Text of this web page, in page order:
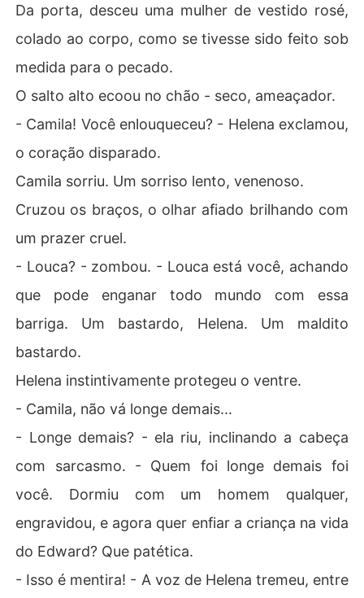
Da porta, desceu uma mulher de vestido rosé,
colado ao corpo, como se tivesse sido feito sob
medida para o pecado.
O salto alto ecoou no chão - seco, ameaçador.
- Camila! Você enlouqueceu? - Helena exclamou,
o coração disparado.
Camila sorriu. Um sorriso lento, venenoso.
Cruzou os braços, o olhar afiado brilhando com
um prazer cruel.
- Louca? - zombou. - Louca está você, achando
que pode enganar todo mundo com essa
barriga. Um bastardo, Helena. Um maldito
bastardo.
Helena instintivamente protegeu o ventre.
- Camila, não vá longe demais...
- Longe demais? - ela riu, inclinando a cabeça
com sarcasmo. - Quem foi longe demais foi
você. Dormiu com um homem qualquer,
engravidou, e agora quer enfiar a criança na vida
do Edward? Que patética.
- Isso é mentira! - A voz de Helena tremeu, entre